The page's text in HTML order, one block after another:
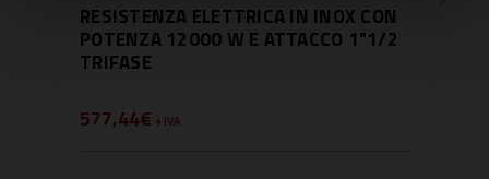
RESISTENZA ELETTRICA IN INOX CON
POTENZA 12000 W E ATTACCO 1"1/2
TRIFASE
577,44€ + IVA